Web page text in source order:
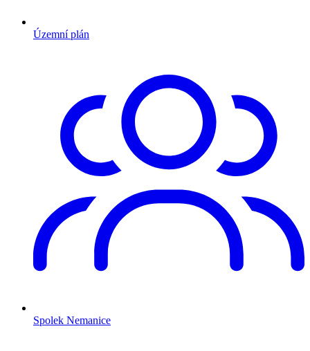
Územní plán
Spolek Nemanice